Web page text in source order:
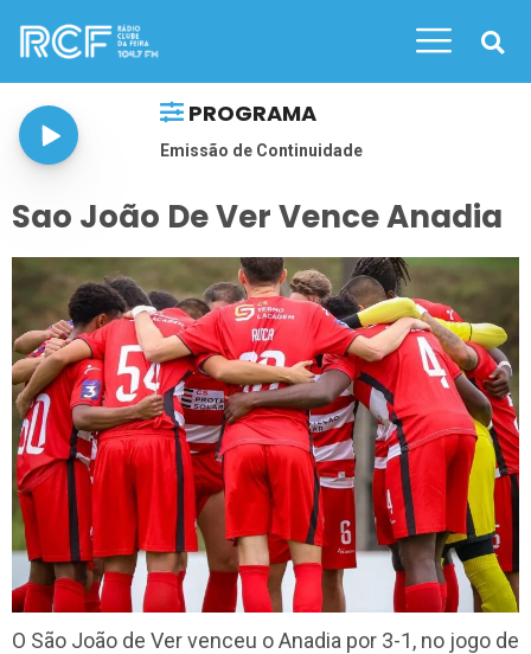
PROGRAMA
Emissão de Continuidade
Sao João De Ver Vence Anadia
O São João de Ver venceu o Anadia por 3-1, no jogo de